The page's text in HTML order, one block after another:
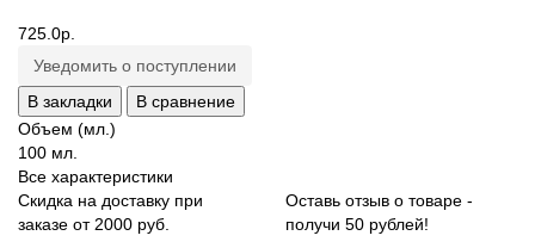
725.0р.
Уведомить о поступлении
В закладки
В сравнение
Объем (мл.)
100 мл.
Все характеристики
Скидка на доставку при
заказе от 2000 руб.
Оставь отзыв о товаре -
получи 50 рублей!